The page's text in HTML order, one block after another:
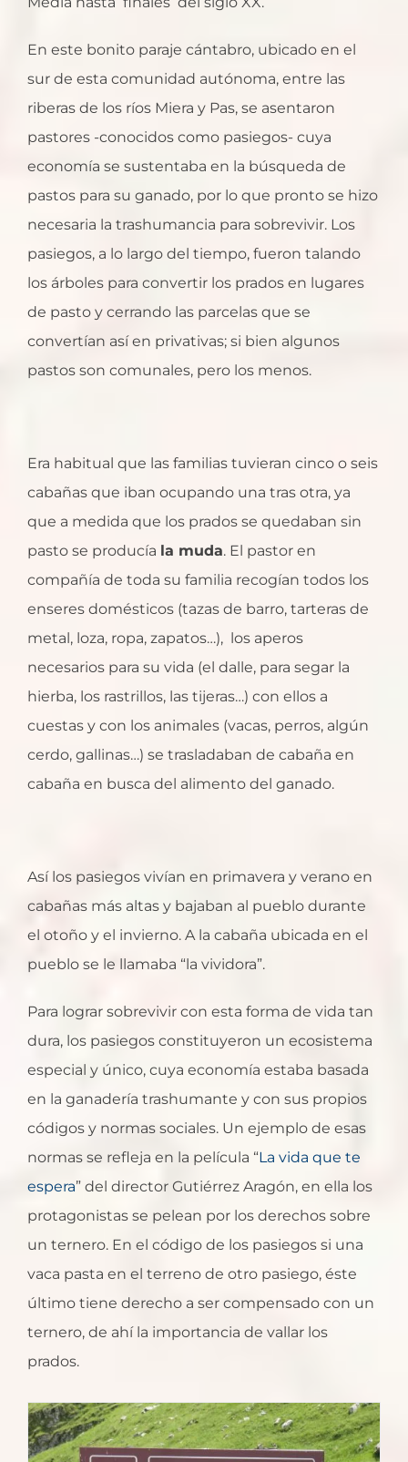
En este bonito paraje cántabro, ubicado en el
sur de esta comunidad autónoma, entre las
riberas de los ríos Miera y Pas, se asentaron
pastores -conocidos como pasiegos- cuya
economía se sustentaba en la búsqueda de
pastos para su ganado, por lo que pronto se hizo
necesaria la trashumancia para sobrevivir. Los
pasiegos, a lo largo del tiempo, fueron talando
los árboles para convertir los prados en lugares
de pasto y cerrando las parcelas que se
convertían así en privativas; si bien algunos
pastos son comunales, pero los menos.
Era habitual que las familias tuvieran cinco o seis
cabañas que iban ocupando una tras otra, ya
que a medida que los prados se quedaban sin
pasto se producía la muda. El pastor en
compañía de toda su familia recogían todos los
enseres domésticos (tazas de barro, tarteras de
metal, loza, ropa, zapatos…), los aperos
necesarios para su vida (el dalle, para segar la
hierba, los rastrillos, las tijeras…) con ellos a
cuestas y con los animales (vacas, perros, algún
cerdo, gallinas…) se trasladaban de cabaña en
cabaña en busca del alimento del ganado.
Así los pasiegos vivían en primavera y verano en
cabañas más altas y bajaban al pueblo durante
el otoño y el invierno. A la cabaña ubicada en el
pueblo se le llamaba “la vividora”.
Para lograr sobrevivir con esta forma de vida tan
dura, los pasiegos constituyeron un ecosistema
especial y único, cuya economía estaba basada
en la ganadería trashumante y con sus propios
códigos y normas sociales. Un ejemplo de esas
normas se refleja en la película “La vida que te
espera” del director Gutiérrez Aragón, en ella los
protagonistas se pelean por los derechos sobre
un ternero. En el código de los pasiegos si una
vaca pasta en el terreno de otro pasiego, éste
último tiene derecho a ser compensado con un
ternero, de ahí la importancia de vallar los
prados.